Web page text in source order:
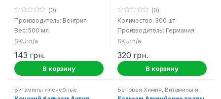
0
o
u
o
5
(0)
Производитель: Венгрия
Вес: 500 мл.
SKU: n/a
143 грн.
В корзину
0
o
u
o
5
(0)
Количество: 300 шт
Производитель: Германия
SKU: n/a
320 грн.
В корзину
Витамины и лечебные
средства
Бытовая Химия, Витамины и
лечебные средства